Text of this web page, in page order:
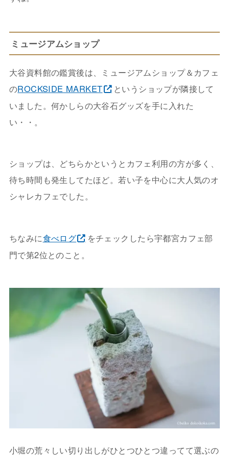
ミュージアムショップ
大谷資料館の鑑賞後は、ミュージアムショップ＆カフェ
のROCKSIDE MARKET
というショップが隣接して
いました。何かしらの大谷石グッズを手に入れた
い・・。
ショップは、どちらかというとカフェ利用の方が多く、
待ち時間も発生してたほど。若い子を中心に大人気のオ
シャレカフェでした。
ちなみに食べログ
をチェックしたら宇都宮カフェ部
門で第2位とのこと。
小堀の荒々しい切り出しがひとつひとつ違ってて選ぶの